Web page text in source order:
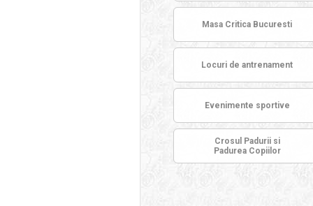
Masa Critica Bucuresti
Locuri de antrenament
Evenimente sportive
Crosul Padurii si
Padurea Copiilor